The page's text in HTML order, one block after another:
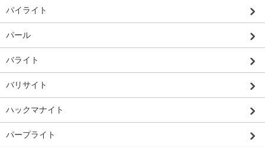
パイライト
パール
バライト
バリサイト
ハックマナイト
パープライト